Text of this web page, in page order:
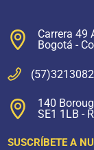
Carrera 49
Bogotá -
140
SE1 1LB -
SUSCRÍBETE A